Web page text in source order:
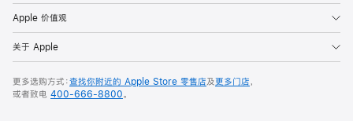
Apple 价值观
关于 Apple
更多选购方式：查找你附近的 Apple Store 零售店及更多门店，
或者致电 400-666-8800。